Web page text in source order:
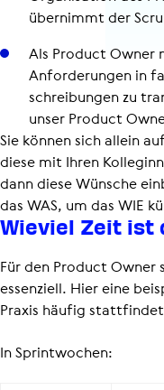
übernimmt der
Als Product Owner
Anfor­de­run­gen in
schrei­bun­gen zu
unser Product
Sie können sich allein
diese mit Ihren
dann diese Wünsche
das WAS, um das WIE
Wieviel Zeit ist
Für den Product
essenziell. Hier eine
Praxis häufig
In Sprintwochen: